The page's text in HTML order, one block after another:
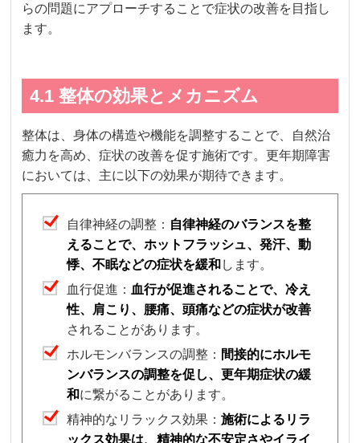
らの問題にアプローチすることで症状の改善を目指し
ます。
4.1 整体の効果とメカニズム
整体は、身体の構造や機能を調整することで、自然治
癒力を高め、症状の改善を促す施術です。更年期障害
においては、主に以下の効果が期待できます。
自律神経の調整： 自律神経のバランスを整
えることで、ホットフラッシュ、発汗、動
悸、不眠などの症状を緩和 します。
血行促進： 血行が促進されることで、冷え
性、肩こり、腰痛、頭痛などの症状が改善
されることがあります。
ホルモンバランスの調整： 間接的にホルモ
ンバランスの調整を促し、更年期症状の緩
和に繋がることがあります。
精神的なリラックス効果：施術によるリラ
ックス効果は、精神的な不安定さやイライ